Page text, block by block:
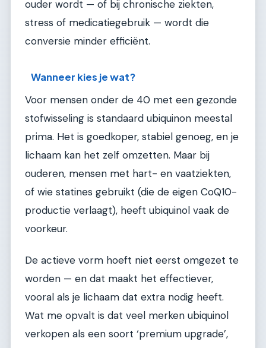
ouder wordt — of bij chronische ziekten,
stress of medicatiegebruik — wordt die
conversie minder efficiënt.
Wanneer kies je wat?
Voor mensen onder de 40 met een gezonde
stofwisseling is standaard ubiquinon meestal
prima. Het is goedkoper, stabiel genoeg, en je
lichaam kan het zelf omzetten. Maar bij
ouderen, mensen met hart- en vaatziekten,
of wie statines gebruikt (die de eigen CoQ10-
productie verlaagt), heeft ubiquinol vaak de
voorkeur.
De actieve vorm hoeft niet eerst omgezet te
worden — en dat maakt het effectiever,
vooral als je lichaam dat extra nodig heeft.
Wat me opvalt is dat veel merken ubiquinol
verkopen als een soort ‘premium upgrade’,